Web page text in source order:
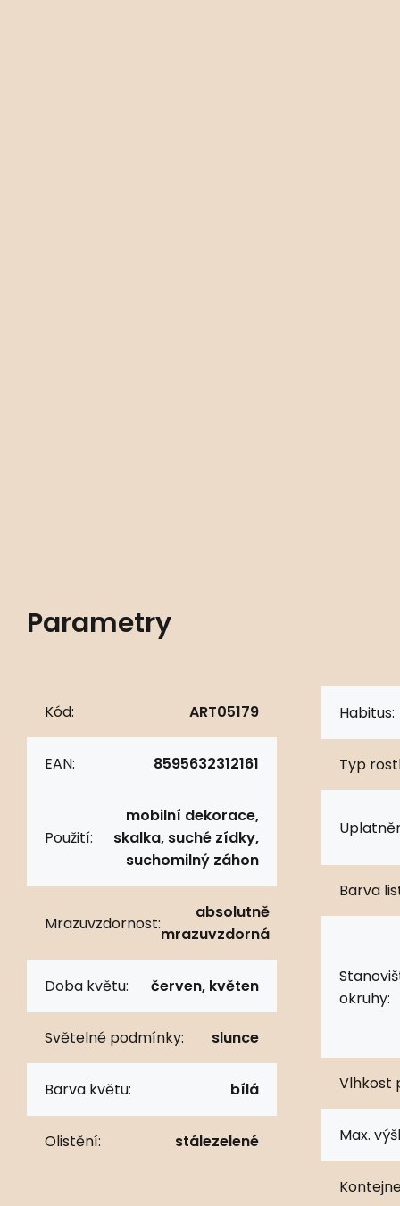
Parametry
Kód: ART05179
EAN: 8595632312161
Použití:
mobilní dekorace,
skalka, suché zídky,
suchomilný záhon
Mrazuvzdornost:
absolutně
mrazuvzdorná
Doba květu: červen, květen
Světelné podmínky: slunce
Barva květu: bílá
Olistění: stálezelené
Habitus:
Typ
Barva
okruhy:
Vlhkost
Max.